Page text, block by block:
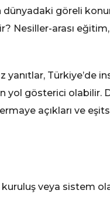
göreli
Nesiller-arası
Türkiye’de
gösterici olabilir.
açıkları ve
veya sistem